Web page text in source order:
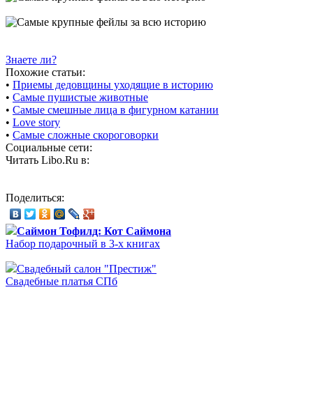
Знаете ли?
Похожие статьи:
• Приемы дедовщины уходящие в историю
• Самые пушистые животные
• Самые смешные лица в фигурном катании
• Love story
• Самые сложные скороговорки
Социальные сети:
Читать Libo.Ru в:
Поделиться:
Саймон Тофилд: Кот Саймона
Набор подарочный в 3-х книгах
Свадебный салон "Престиж"
Свадебные платья СПб